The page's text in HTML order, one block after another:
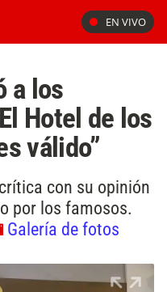
EN VIVO
a los
Hotel de los
válido”
con su opinión
por los famosos.
Galería de fotos